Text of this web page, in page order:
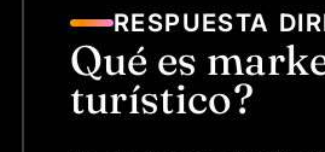
RESPUESTA
Qué es
turístico?